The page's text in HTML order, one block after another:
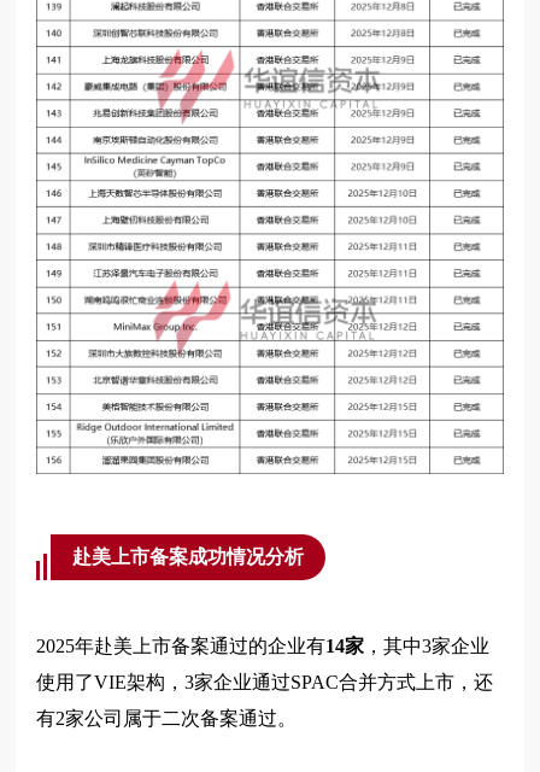
赴美上市备案成功情况分析
2025年赴美上市备案通过的企业有14家 ，其中3家企业
使用了VIE架构，3家企业通过SPAC合并方式上市，还
有2家公司属于二次备案通过。